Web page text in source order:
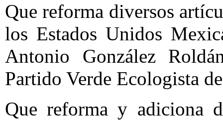
Que reforma diversos
los Estados Unidos
Antonio González
Partido Verde Ecologista
Que reforma y adiciona